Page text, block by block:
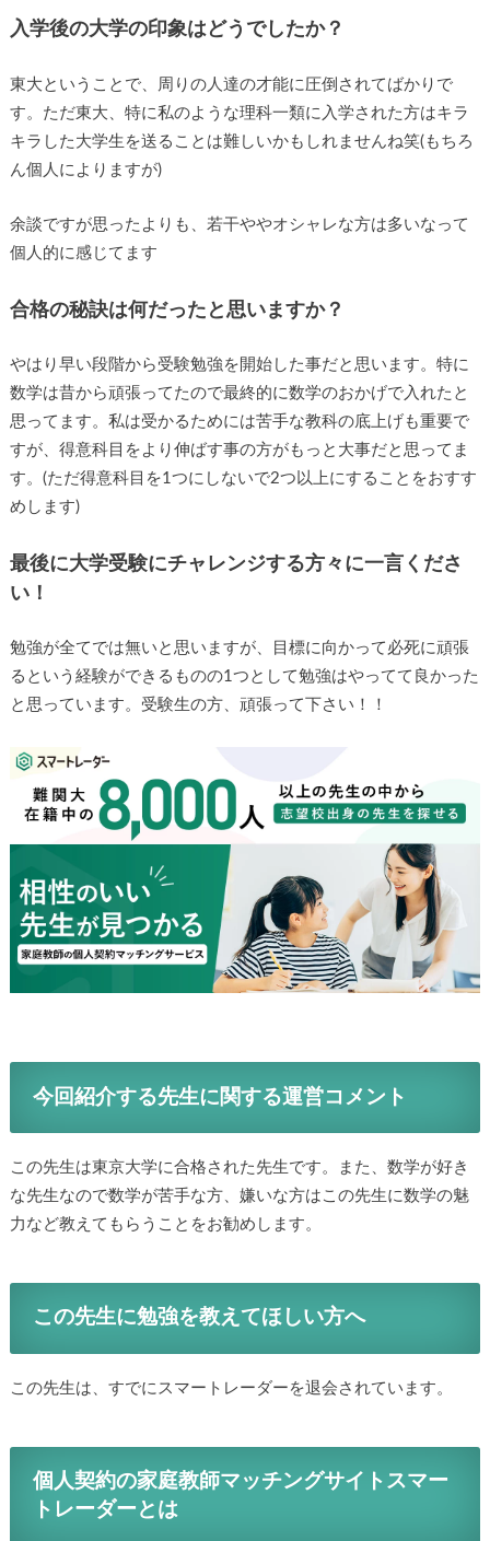
入学後の大学の印象はどうでしたか？
東大ということで、周りの人達の才能に圧倒されてばかりで
す。ただ東大、特に私のような理科一類に入学された方はキラ
キラした大学生を送ることは難しいかもしれませんね笑(もちろ
ん個人によりますが)
余談ですが思ったよりも、若干ややオシャレな方は多いなって
個人的に感じてます
合格の秘訣は何だったと思いますか？
やはり早い段階から受験勉強を開始した事だと思います。特に
数学は昔から頑張ってたので最終的に数学のおかげで入れたと
思ってます。私は受かるためには苦手な教科の底上げも重要で
すが、得意科目をより伸ばす事の方がもっと大事だと思ってま
す。(ただ得意科目を1つにしないで2つ以上にすることをおすす
めします)
最後に大学受験にチャレンジする方々に一言くださ
い！
勉強が全てでは無いと思いますが、目標に向かって必死に頑張
るという経験ができるものの1つとして勉強はやってて良かった
と思っています。受験生の方、頑張って下さい！！
今回紹介する先生に関する運営コメント
この先生は東京大学に合格された先生です。また、数学が好き
な先生なので数学が苦手な方、嫌いな方はこの先生に数学の魅
力など教えてもらうことをお勧めします。
この先生に勉強を教えてほしい方へ
この先生は、すでにスマートレーダーを退会されています。
個人契約の家庭教師マッチングサイトスマー
トレーダーとは